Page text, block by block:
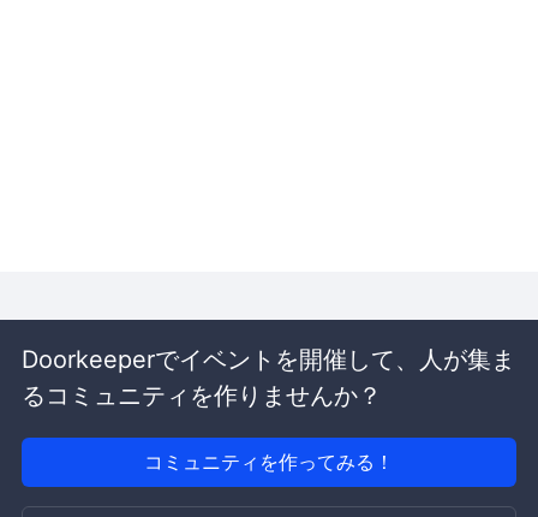
Doorkeeperでイベントを開催して、人が集ま
るコミュニティを作りませんか？
コミュニティを作ってみる！